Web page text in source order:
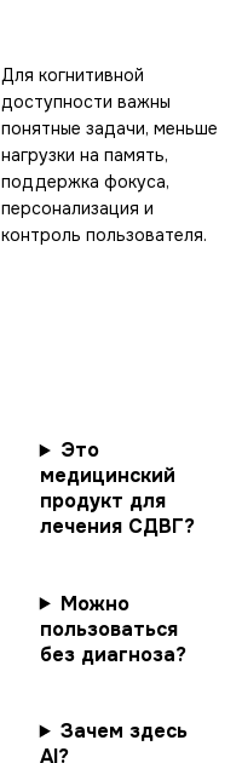
Для когнитивной
доступности важны
понятные задачи, меньше
нагрузки на память,
поддержка фокуса,
персонализация и
контроль пользователя.
Это
медицинский
продукт для
лечения СДВГ?
Можно
пользоваться
без диагноза?
Зачем здесь
AI?